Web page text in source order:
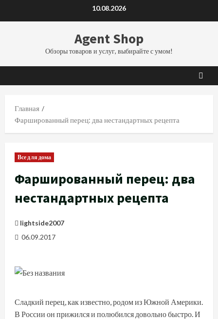
10.08.2026
Agent Shop
Обзоры товаров и услуг, выбирайте с умом!
Главная
Фаршированный перец: два нестандартных рецепта
Все для дома
Фаршированный перец: два
нестандартных рецепта
lightside2007
06.09.2017
Сладкий перец, как известно, родом из Южной Америки.
В России он прижился и полюбился довольно быстро. И